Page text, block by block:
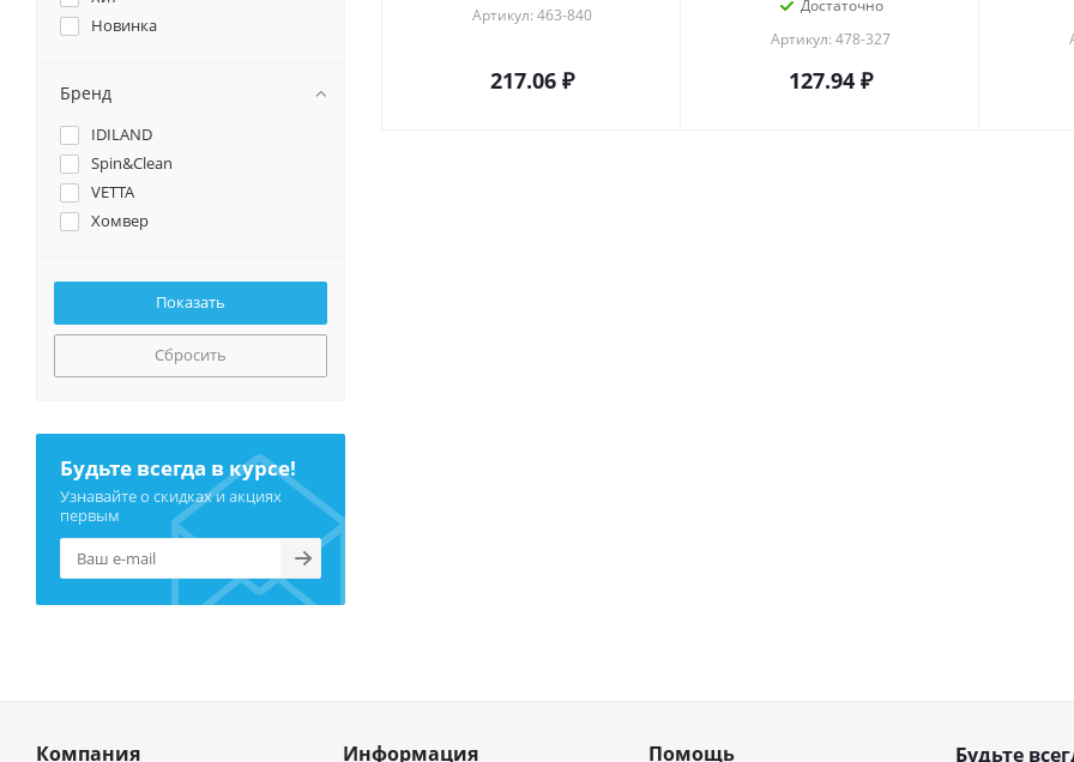
Артикул: 463-840
217.06₽
Достаточно
Артикул: 478-327
127.94₽
Новинка
Бренд
IDILAND
Spin&Clean
VETTA
Хомвер
Сбросить
Будьте всегда в курсе!
Узнавайте о скидках и акциях
первым
Компания Информация Помощь Будьте